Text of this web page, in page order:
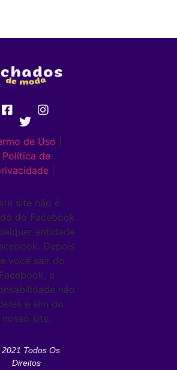
de Uso
Política de
site não é
do Facebook
entidade
Depois
você sair do
Facebook, a
não
e sim do
nosso site.
Todos Os
Direitos